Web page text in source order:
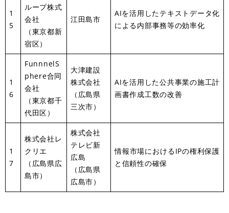
1
5
ループ株式
会社
（東京都新
宿区）
江田島市
AIを活用したテキストデータ化
による内部事務等の効率化
1
6
FunnnelS
phere合同
会社
（東京都千
代田区）
大津建設
株式会社
（広島県
三次市）
AIを活用した公共事業の施工計
画書作成工数の改善
1
7
株式会社レ
クリエ
（広島県広
島市）
株式会社
テレビ新
広島
（広島県
広島市）
情報市場におけるIPの権利保護
と信頼性の確保